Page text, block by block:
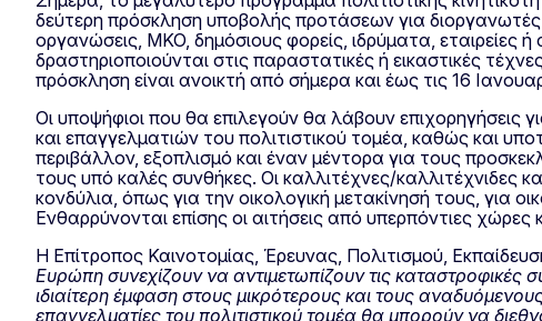
δεύτερη πρόσκληση υποβολής προτάσεων για
οργανώσεις, ΜΚΟ, δημόσιους φορείς, ιδρύματα,
δραστηριοποιούνται στις παραστατικές ή εικαστικές
πρόσκληση είναι ανοικτή από σήμερα και έως τις 16
Οι υποψήφιοι που θα επιλεγούν θα λάβουν επιχορηγήσεις
και επαγγελματιών του πολιτιστικού τομέα, καθώς και
περιβάλλον, εξοπλισμό και έναν μέντορα για τους
τους υπό καλές συνθήκες. Οι καλλιτέχνες/καλλιτέχνιδες
κονδύλια, όπως για την οικολογική μετακίνησή τους, για
Ενθαρρύνονται επίσης οι αιτήσεις από υπερπόντιες
Η Επίτροπος Καινοτομίας, Έρευνας, Πολιτισμού,
Ευρώπη συνεχίζουν να αντιμετωπίζουν τις
ιδιαίτερη έμφαση στους μικρότερους και τους
επαγγελματίες του πολιτιστικού τομέα θα μπορούν να